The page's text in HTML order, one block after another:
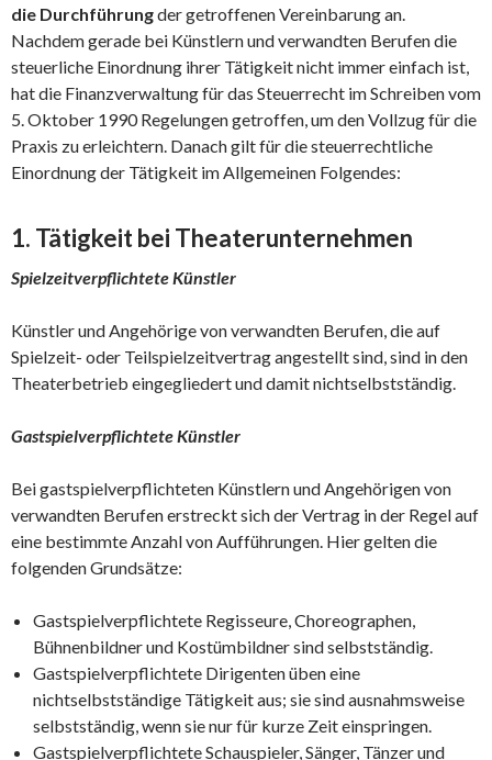
die Durchführungder getroffenen Vereinbarung an.
Nachdem gerade bei Künstlern und verwandten Berufen die
steuerliche Einordnung ihrer Tätigkeit nicht immer einfach ist,
hat die Finanzverwaltung für das Steuerrecht im Schreiben vom
5. Oktober 1990 Regelungen getroffen, um den Vollzug für die
Praxis zu erleichtern. Danach gilt für die steuerrechtliche
Einordnung der Tätigkeit im Allgemeinen Folgendes:
1. Tätigkeit bei Theaterunternehmen
Spielzeitverpflichtete Künstler
Künstler und Angehörige von verwandten Berufen, die auf
Spielzeit- oder Teilspielzeitvertrag angestellt sind, sind in den
Theaterbetrieb eingegliedert und damit nichtselbstständig.
Gastspielverpflichtete Künstler
Bei gastspielverpflichteten Künstlern und Angehörigen von
verwandten Berufen erstreckt sich der Vertrag in der Regel auf
eine bestimmte Anzahl von Aufführungen. Hier gelten die
folgenden Grundsätze:
Gastspielverpflichtete Regisseure, Choreographen,
Bühnenbildner und Kostümbildner sind selbstständig.
Gastspielverpflichtete Dirigenten üben eine
nichtselbstständige Tätigkeit aus; sie sind ausnahmsweise
selbstständig, wenn sie nur für kurze Zeit einspringen.
Gastspielverpflichtete Schauspieler, Sänger, Tänzer und